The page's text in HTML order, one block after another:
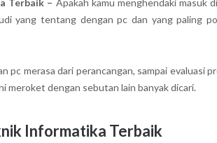
Terbaik – Apakah kamu menghendaki masuk
yang tentang dengan pc dan yang paling
pc merasa dari perancangan, sampai evaluasi
meroket dengan sebutan lain banyak dicari.
Informatika Terbaik